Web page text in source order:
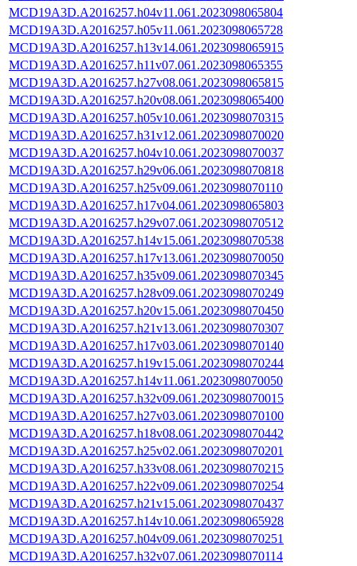
MCD19A3D.A2016257.h04v11.061.2023098065804
MCD19A3D.A2016257.h05v11.061.2023098065728
MCD19A3D.A2016257.h13v14.061.2023098065915
MCD19A3D.A2016257.h11v07.061.2023098065355
MCD19A3D.A2016257.h27v08.061.2023098065815
MCD19A3D.A2016257.h20v08.061.2023098065400
MCD19A3D.A2016257.h05v10.061.2023098070315
MCD19A3D.A2016257.h31v12.061.2023098070020
MCD19A3D.A2016257.h04v10.061.2023098070037
MCD19A3D.A2016257.h29v06.061.2023098070818
MCD19A3D.A2016257.h25v09.061.2023098070110
MCD19A3D.A2016257.h17v04.061.2023098065803
MCD19A3D.A2016257.h29v07.061.2023098070512
MCD19A3D.A2016257.h14v15.061.2023098070538
MCD19A3D.A2016257.h17v13.061.2023098070050
MCD19A3D.A2016257.h35v09.061.2023098070345
MCD19A3D.A2016257.h28v09.061.2023098070249
MCD19A3D.A2016257.h20v15.061.2023098070450
MCD19A3D.A2016257.h21v13.061.2023098070307
MCD19A3D.A2016257.h17v03.061.2023098070140
MCD19A3D.A2016257.h19v15.061.2023098070244
MCD19A3D.A2016257.h14v11.061.2023098070050
MCD19A3D.A2016257.h32v09.061.2023098070015
MCD19A3D.A2016257.h27v03.061.2023098070100
MCD19A3D.A2016257.h18v08.061.2023098070442
MCD19A3D.A2016257.h25v02.061.2023098070201
MCD19A3D.A2016257.h33v08.061.2023098070215
MCD19A3D.A2016257.h22v09.061.2023098070254
MCD19A3D.A2016257.h21v15.061.2023098070437
MCD19A3D.A2016257.h14v10.061.2023098065928
MCD19A3D.A2016257.h04v09.061.2023098070251
MCD19A3D.A2016257.h32v07.061.2023098070114